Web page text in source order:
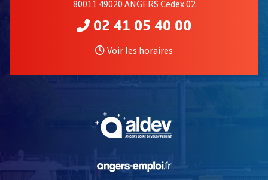
80011 49020 ANGERS Cedex 02
02 41 05 40 00
Voir les horaires